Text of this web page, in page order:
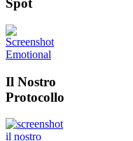
Spot
Il Nostro
Protocollo